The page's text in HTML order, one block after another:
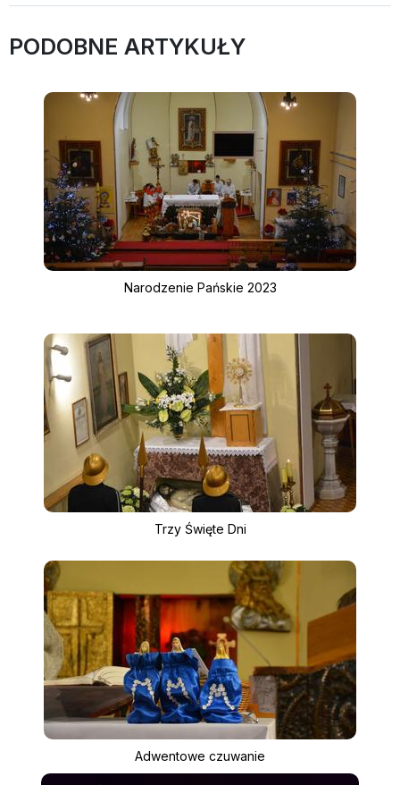
PODOBNE ARTYKUŁY
Narodzenie Pańskie 2023
Trzy Święte Dni
Adwentowe czuwanie